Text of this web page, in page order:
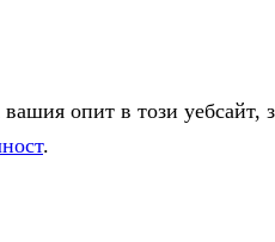
опит в този
.